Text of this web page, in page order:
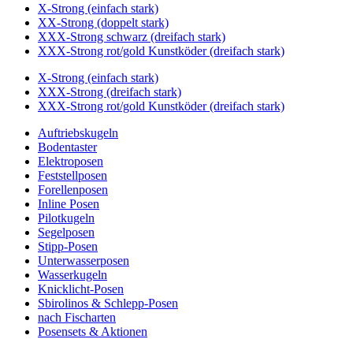
X-Strong (einfach stark)
XX-Strong (doppelt stark)
XXX-Strong schwarz (dreifach stark)
XXX-Strong rot/gold Kunstköder (dreifach stark)
X-Strong (einfach stark)
XXX-Strong (dreifach stark)
XXX-Strong rot/gold Kunstköder (dreifach stark)
Auftriebskugeln
Bodentaster
Elektroposen
Feststellposen
Forellenposen
Inline Posen
Pilotkugeln
Segelposen
Stipp-Posen
Unterwasserposen
Wasserkugeln
Knicklicht-Posen
Sbirolinos & Schlepp-Posen
nach Fischarten
Posensets & Aktionen